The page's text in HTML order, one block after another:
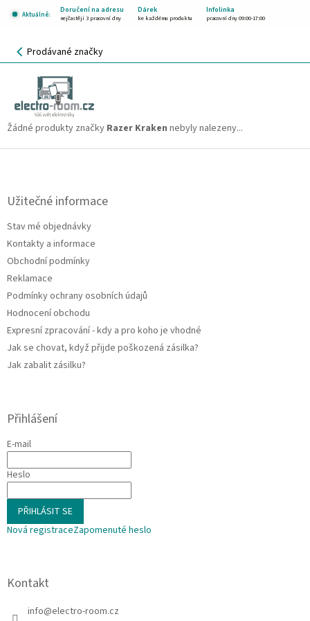
Aktuálně:
Doručení na adresu Dárek Infolinka
nejčastěji 3 pracovní dny ke každému produktu pracovní dny 09:00-17:00
NÁKUPNÍ
KOŠÍK
Prodávané značky
Razer Kraken
Žádné produkty značky Razer Kraken nebyly nalezeny...
Z
Užitečné informace
Stav mé objednávky
Kontakty a informace
Obchodní podmínky
Reklamace
Podmínky ochrany osobních údajů
Hodnocení obchodu
Expresní zpracování - kdy a pro koho je vhodné
Jak se chovat, když přijde poškozená zásilka?
Jak zabalit zásilku?
Přihlášení
E-mail
Heslo
PŘIHLÁSIT SE
Nová registraceZapomenuté heslo
Kontakt
info@electro-room.cz